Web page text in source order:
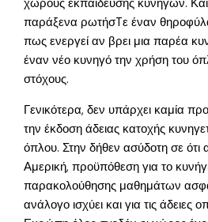
χώρους εκπαίδευσης κυνηγών.
παράξενα ρωτήσTε έναν
πως ενεργεί αν βρει μια παρέα
έναν νέο κυνηγό την χρήση του
στόχους.
Γενικότερα, δεν υπάρχει καμία
την έκδοση άδειας κατοχής
όπλου. Στην δήθεν ασύδοτη σε
Αμερική, προϋπόθεση για το
παρακολούθησης μαθημάτων
ανάλογο ισχύει και για τις άδειες